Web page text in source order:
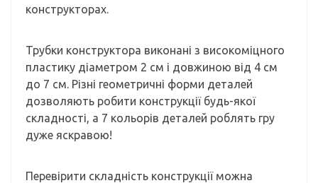
конструкторах.
Трубки конструктора виконані з високоміцного
пластику діаметром 2 см і довжиною від 4 см
до 7 см. Різні геометричні форми деталей
дозволяють робити конструкції будь-якої
складності, а 7 кольорів деталей роблять гру
дуже яскравою!
Перевірити складність конструкції можна